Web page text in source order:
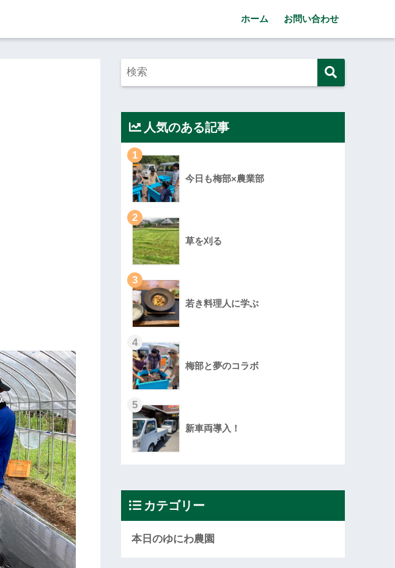
ホーム お問い合わせ
人気のある記事
1
今日も梅部×農業部
2
草を刈る
3
若き料理人に学ぶ
4
梅部と夢のコラボ
5
新車両導入！
カテゴリー
本日のゆにわ農園